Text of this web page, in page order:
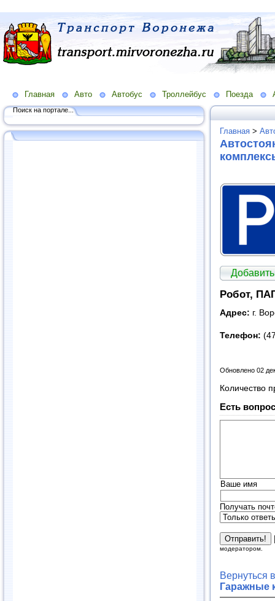
Главная Авто Автобус Троллейбус Поезда
Поиск на портале...
Главная >
Робот,
Адрес: г.
Телефон:
Обновлено 02
Количество
Есть
Ваше имя
Получать
модератором.
Вернуться
Гаражные